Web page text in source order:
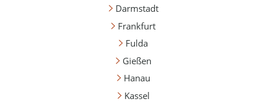
Darmstadt
Frankfurt
Fulda
Gießen
Hanau
Kassel